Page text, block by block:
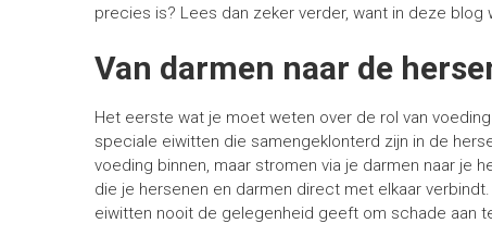
precies is? Lees dan zeker verder, want in deze blog
Van darmen naar de
Het eerste wat je moet weten over de rol van
speciale eiwitten die samengeklonterd zijn in de
voeding binnen, maar stromen via je darmen naar je
die je hersenen en darmen direct met elkaar
eiwitten nooit de gelegenheid geeft om schade aan